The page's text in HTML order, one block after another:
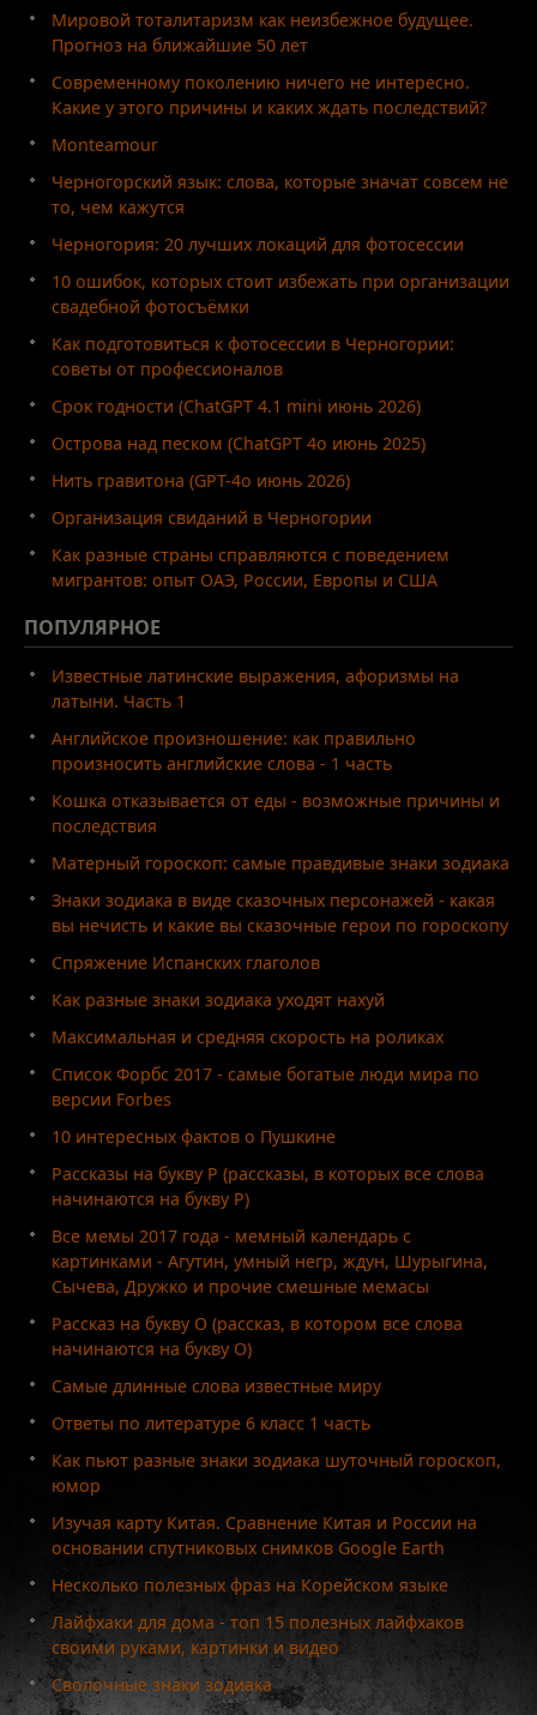
Мировой тоталитаризм как неизбежное будущее.
Прогноз на ближайшие 50 лет
Современному поколению ничего не интересно.
Какие у этого причины и каких ждать последствий?
Monteamour
Черногорский язык: слова, которые значат совсем не
то, чем кажутся
Черногория: 20 лучших локаций для фотосессии
10 ошибок, которых стоит избежать при организации
свадебной фотосъёмки
Как подготовиться к фотосессии в Черногории:
советы от профессионалов
Срок годности (ChatGPT 4.1 mini июнь 2026)
Острова над песком (ChatGPT 4o июнь 2025)
Нить гравитона (GPT-4o июнь 2026)
Организация свиданий в Черногории
Как разные страны справляются с поведением
мигрантов: опыт ОАЭ, России, Европы и США
ПОПУЛЯРНОЕ
Известные латинские выражения, афоризмы на
латыни. Часть 1
Английское произношение: как правильно
произносить английские слова - 1 часть
Кошка отказывается от еды - возможные причины и
последствия
Матерный гороскоп: самые правдивые знаки зодиака
Знаки зодиака в виде сказочных персонажей - какая
вы нечисть и какие вы сказочные герои по гороскопу
Спряжение Испанских глаголов
Как разные знаки зодиака уходят нахуй
Максимальная и средняя скорость на роликах
Список Форбс 2017 - самые богатые люди мира по
версии Forbes
10 интересных фактов о Пушкине
Рассказы на букву Р (рассказы, в которых все слова
начинаются на букву Р)
Все мемы 2017 года - мемный календарь с
картинками - Агутин, умный негр, ждун, Шурыгина,
Сычева, Дружко и прочие смешные мемасы
Рассказ на букву О (рассказ, в котором все слова
начинаются на букву О)
Самые длинные слова известные миру
Ответы по литературе 6 класс 1 часть
Как пьют разные знаки зодиака шуточный гороскоп,
юмор
Изучая карту Китая. Сравнение Китая и России на
основании спутниковых снимков Google Earth
Несколько полезных фраз на Корейском языке
Лайфхаки для дома - топ 15 полезных лайфхаков
своими руками, картинки и видео
Сволочные знаки зодиака